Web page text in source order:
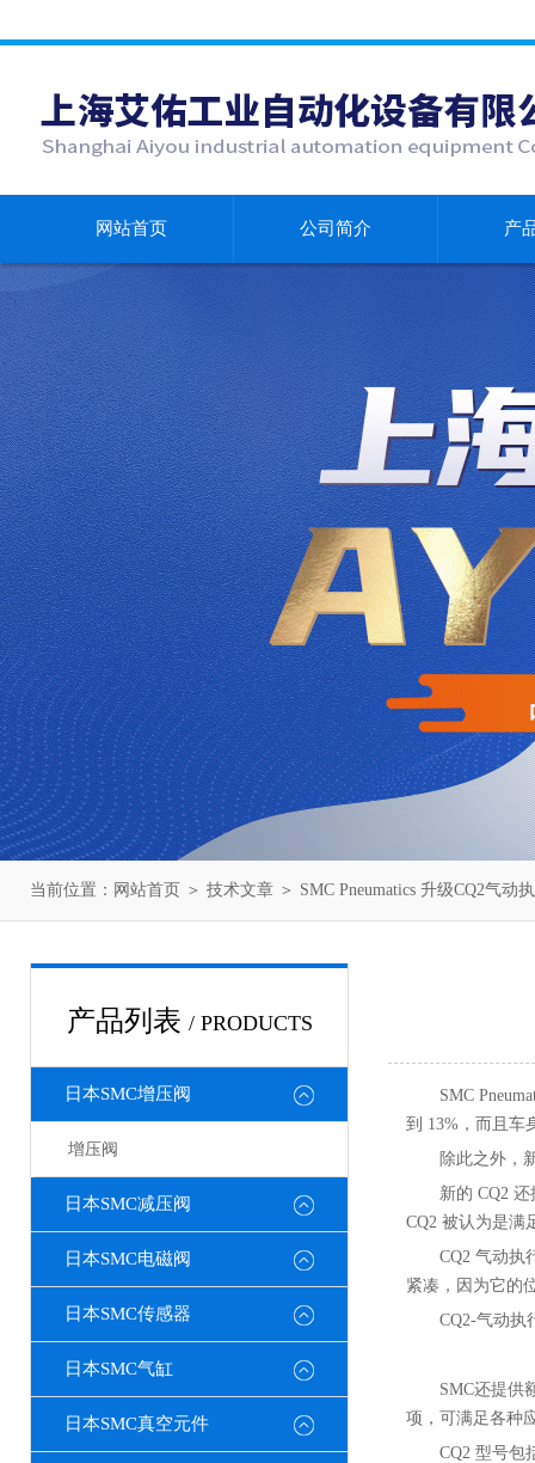
网站首页 公司简介 产
当前位置： 网站首页 ＞ 技术文章 ＞ SMC Pneumatics 升级CQ2气动
产品列表 / PRODUCTS
日本SMC增压阀
增压阀
日本SMC减压阀
日本SMC电磁阀
日本SMC传感器
日本SMC气缸
日本SMC真空元件
SMC
到 13%，而且车
除此之外，
新的 CQ2
CQ2 被认为是满
CQ2 气动执
紧凑，因为它的
CQ2-气动执
SMC还提供
项，可满足各种
CQ2 型号包